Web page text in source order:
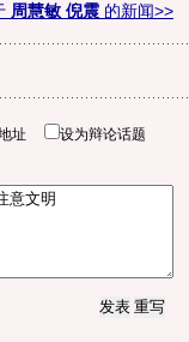
周慧敏 倪震 的新闻>>
址 设为辩论话题